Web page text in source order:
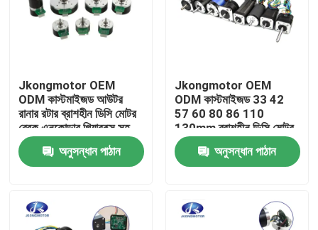
পণ্য
Jkongmotor OEM
ODM কাস্টমাইজড আউটর
রানার রটার ব্রাশহীন ডিসি মোটর
ব্রেক এনকোডার গিয়ারবক্স সহ
ড্রাইভারে নির্মিত
অনুসন্ধান পাঠান
Jkongmotor OEM
ODM কাস্টমাইজড 33 42
57 60 80 86 110
130mm ব্রাশহীন ডিসি মোটর
ব্রেক এনকোডার গিয়ারবক্স সহ
ড্রাইভারে নির্মিতঅনুসন্ধান পাঠান